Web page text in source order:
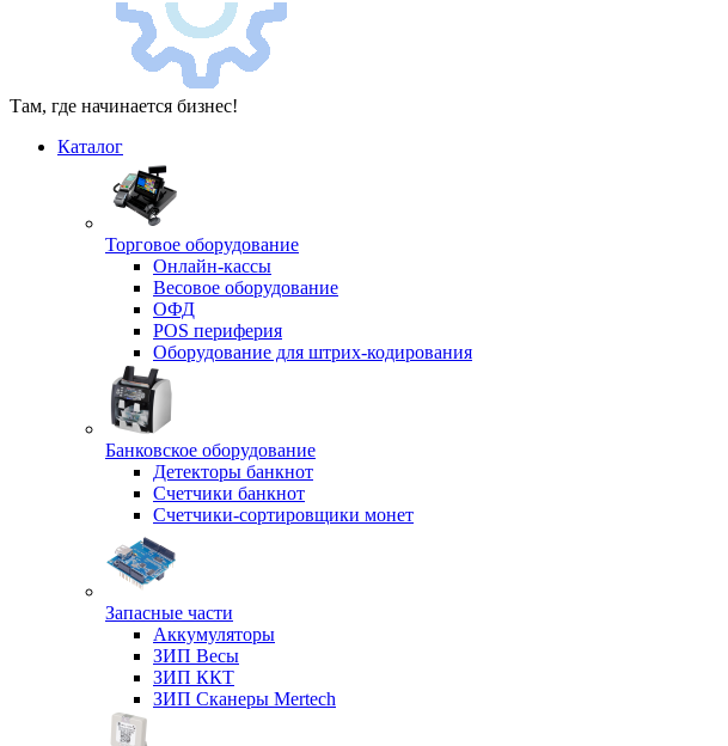
Там, где начинается бизнес!
Каталог
Торговое оборудование
Онлайн-кассы
Весовое оборудование
ОФД
POS периферия
Оборудование для штрих-кодирования
Банковское оборудование
Детекторы банкнот
Счетчики банкнот
Счетчики-сортировщики монет
Запасные части
Аккумуляторы
ЗИП Весы
ЗИП ККТ
ЗИП Сканеры Mertech